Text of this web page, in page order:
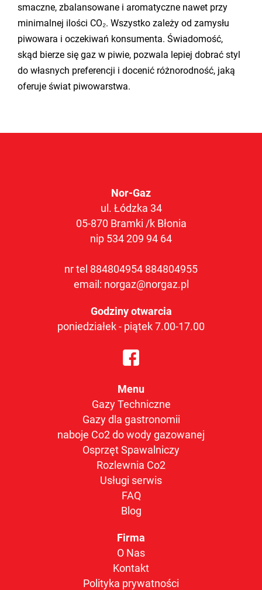
smaczne, zbalansowane i aromatyczne nawet przy
minimalnej ilości CO₂. Wszystko zależy od zamysłu
piwowara i oczekiwań konsumenta. Świadomość,
skąd bierze się gaz w piwie, pozwala lepiej dobrać styl
do własnych preferencji i docenić różnorodność, jaką
oferuje świat piwowarstwa.
Nor-Gaz
ul. Łódzka 34
05-870 Bramki /k Błonia
nip 534 209 94 64
nr tel 884804954 884804955
email: norgaz@norgaz.pl
Godziny otwarcia
poniedziałek - piątek 7.00-17.00
Menu
Gazy Techniczne
Gazy dla gastronomii
naboje Co2 do wody gazowanej
Osprzęt Spawalniczy
Rozlewnia Co2
Usługi serwis
FAQ
Blog
Firma
O Nas
Kontakt
Polityka prywatności